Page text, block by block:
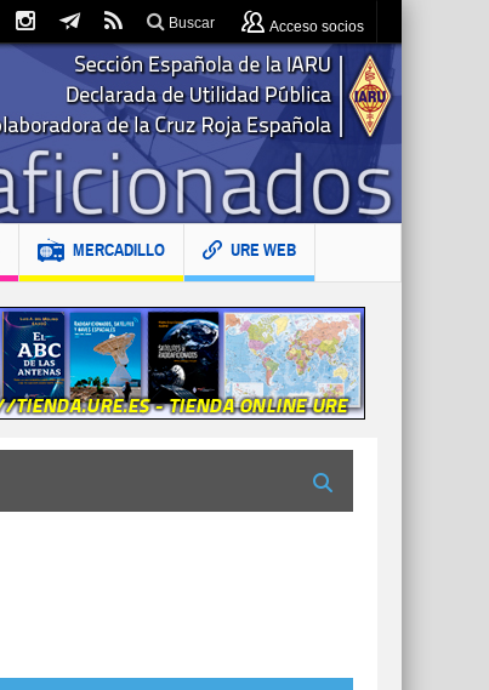
Buscar Acceso socios
MERCADILLO URE WEB